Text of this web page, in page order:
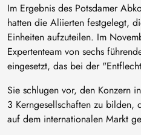
Im Ergebnis des Potsdamer
hatten die Aliierten festgelegt,
Einheiten aufzuteilen. Im
Expertenteam von sechs
eingesetzt, das bei der
Sie schlugen vor, den Konzern
3 Kerngesellschaften zu bilden,
auf dem internationalen Markt